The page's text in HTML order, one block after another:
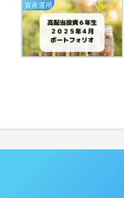
資産運用